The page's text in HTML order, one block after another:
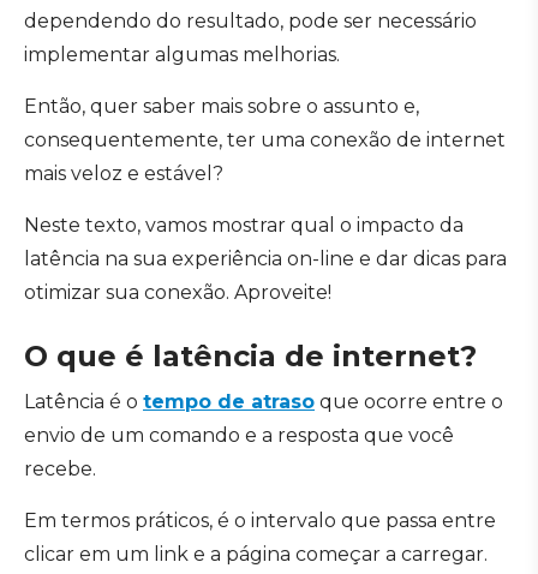
dependendo do resultado, pode ser necessário
implementar algumas melhorias.
Então, quer saber mais sobre o assunto e,
consequentemente, ter uma conexão de internet
mais veloz e estável?
Neste texto, vamos mostrar qual o impacto da
latência na sua experiência on-line e dar dicas para
otimizar sua conexão. Aproveite!
O que é latência de internet?
Latência é o tempo de atraso que ocorre entre o
envio de um comando e a resposta que você
recebe.
Em termos práticos, é o intervalo que passa entre
clicar em um link e a página começar a carregar.